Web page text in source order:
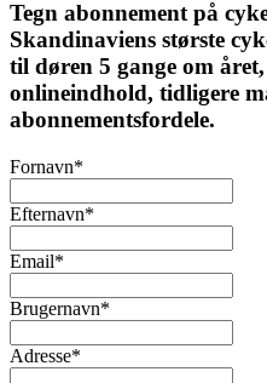
Tegn abonnement på
Skandinaviens største
til døren 5 gange om
onlineindhold, tidligere
abonnementsfordele.
Fornavn*
Efternavn*
Email*
Brugernavn*
Adresse*